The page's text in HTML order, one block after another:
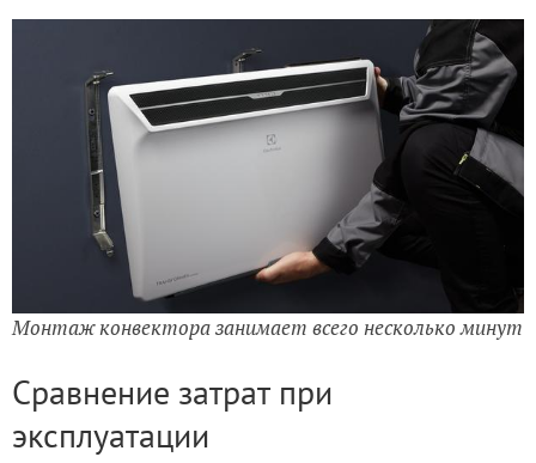
Монтаж конвектора занимает всего несколько минут
Сравнение затрат при
эксплуатации